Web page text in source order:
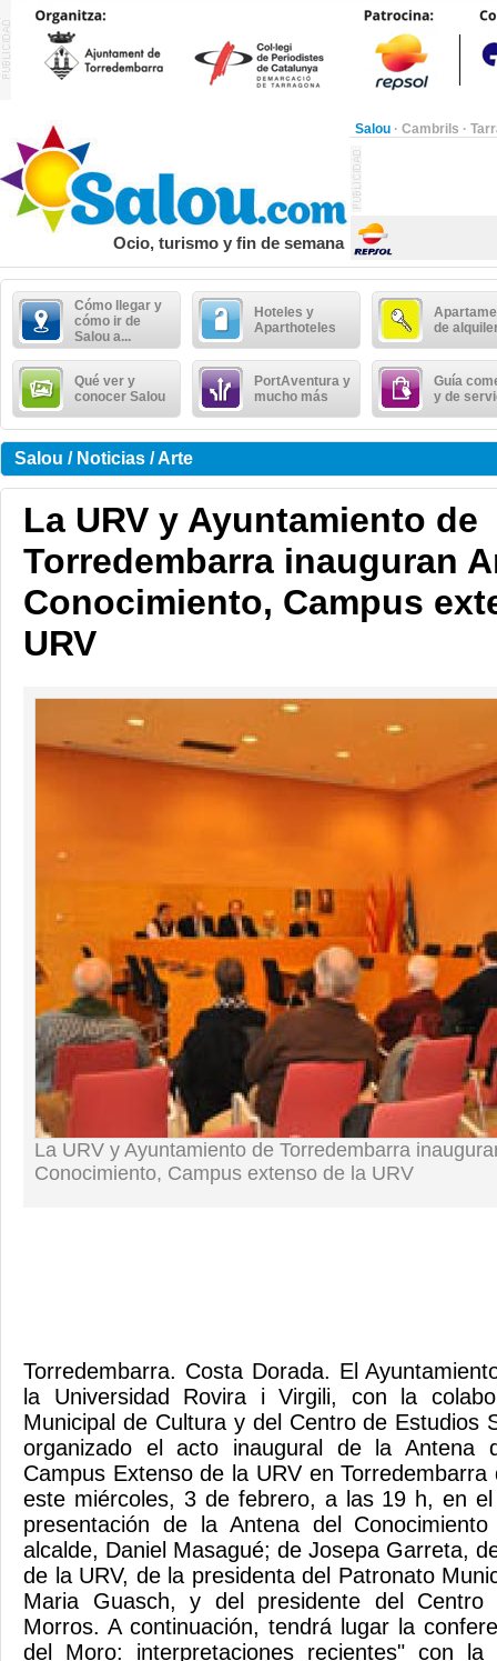
Salou · Cambrils ·
Ocio, turismo y fin de semana
Cómo llegar y
cómo ir de
Salou a...
Hoteles y
Aparthoteles
de
Qué ver y
conocer Salou
PortAventura y
mucho más
Guía
y de
Salou / Noticias / Arte
La URV y Ayuntamiento de
Torredembarra inauguran
Conocimiento, Campus
URV
La URV y Ayuntamiento de Torredembarra
Conocimiento, Campus extenso de la URV
Torredembarra. Costa Dorada. El
la Universidad Rovira i Virgili, con la
Municipal de Cultura y del Centro de Estudios
organizado el acto inaugural de la Antena
Campus Extenso de la URV en
este miércoles, 3 de febrero, a las 19 h, en
presentación de la Antena del
alcalde, Daniel Masagué; de Josepa Garreta,
de la URV, de la presidenta del Patronato
Maria Guasch, y del presidente del Centro
Morros. A continuación, tendrá lugar la
del Moro: interpretaciones recientes" con la